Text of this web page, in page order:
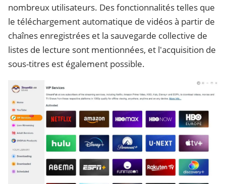
nombreux utilisateurs. Des fonctionnalités telles que
le téléchargement automatique de vidéos à partir de
chaînes enregistrées et la sauvegarde collective de
listes de lecture sont mentionnées, et l'acquisition de
sous-titres est également possible.